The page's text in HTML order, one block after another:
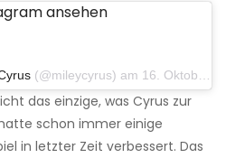
ansehen
(@mileycyrus) am 16. Oktober 2019 um 19:04 Uhr PDT
das einzige, was Cyrus zur
schon immer einige
in letzter Zeit verbessert. Das